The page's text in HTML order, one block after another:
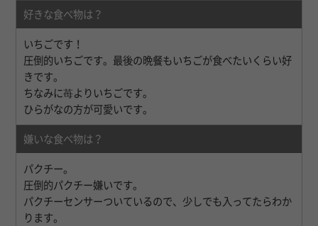
好きな食べ物は？
いちごです！
圧倒的いちごです。最後の晩餐もいちごが食べたいくらい好
きです。
ちなみに苺よりいちごです。
ひらがなの方が可愛いです。
嫌いな食べ物は？
パクチー。
圧倒的パクチー嫌いです。
パクチーセンサーついているので、少しでも入ってたらわか
ります。